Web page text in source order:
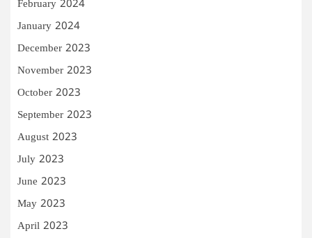
February 2024
January 2024
December 2023
November 2023
October 2023
September 2023
August 2023
July 2023
June 2023
May 2023
April 2023